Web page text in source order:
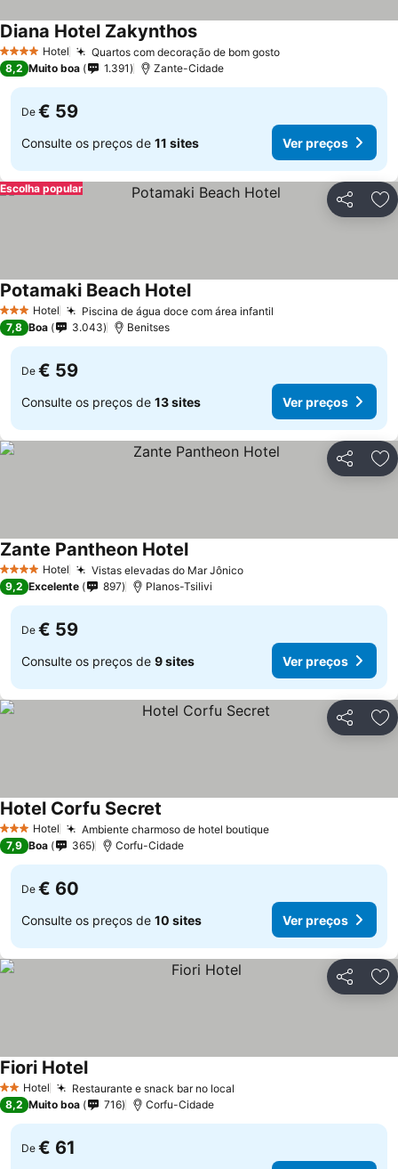
4 EstrelasHotel Quartos com decoração de bom gosto
Diana Hotel Zakynthos
8,2 Muito boa 1.391 Zante-Cidade
De € 59
Consulte os preços de 11 sites Ver preços
Partilhar
Escolha popular
3 EstrelasHotel Piscina de água doce com área infantil
Potamaki Beach Hotel
7,8 Boa 3.043 Benitses
De € 59
Consulte os preços de 13 sites Ver preços
Partilhar
4 EstrelasHotel Vistas elevadas do Mar Jônico
Zante Pantheon Hotel
9,2 Excelente 897 Planos-Tsilivi
De € 59
Consulte os preços de 9 sites Ver preços
Partilhar
3 EstrelasHotel Ambiente charmoso de hotel boutique
Hotel Corfu Secret
7,9 Boa 365 Corfu-Cidade
De € 60
Consulte os preços de 10 sites Ver preços
Partilhar
2 Estrelas
Hotel Restaurante e snack bar no local
Fiori Hotel
8,2 Muito boa 716 Corfu-Cidade
De € 61